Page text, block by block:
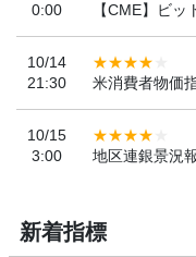
0:00
【CME】ビ
10/14
21:30
米消費者物価
10/15
3:00
地区連銀景況
新着指標